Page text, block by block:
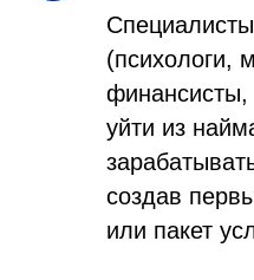
(психологи,
финансисты,
уйти из
создав
или пакет